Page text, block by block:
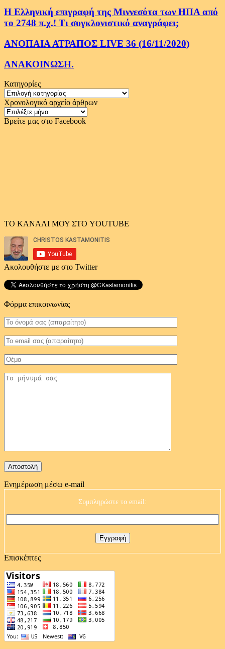
Η Ελληνική επιγραφή της Μιννεσότα των ΗΠΑ από
το 2748 π.χ.! Τι συγκλονιστικό αναγράφει;
ΑΝΟΠΑΙΑ ΑΤΡΑΠΟΣ LIVE 36 (16/11/2020)
ΑΝΑΚΟΙΝΩΣΗ.
Κατηγορίες
Κατηγορίες
Χρονολογικό αρχείο άρθρων
Χρονολογικό
αρχείο
Βρείτε μας στο Facebook
ΤΟ ΚΑΝΑΛΙ ΜΟΥ ΣΤΟ YOUTUBE
Ακολουθήστε με στο Twitter
Φόρμα επικοινωνίας
Ενημέρωση μέσω e-mail
Συμπληρώστε το email:
Επισκέπτες